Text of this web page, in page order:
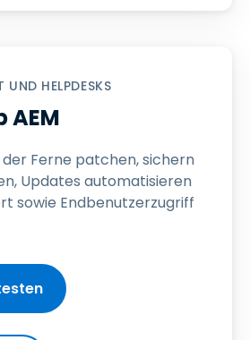
UND HELPDESKS
AEM
Ferne patchen, sichern
Updates automatisieren
sowie Endbenutzerzugriff